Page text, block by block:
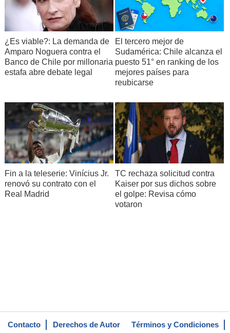
¿Es viable?: La demanda de
Amparo Noguera contra el
Banco de Chile por millonaria
estafa abre debate legal
El tercero mejor de
Sudamérica: Chile alcanza el
puesto 51° en ranking de los
mejores países para
reubicarse
Fin a la teleserie: Vinícius Jr.
renovó su contrato con el
Real Madrid
TC rechaza solicitud contra
Kaiser por sus dichos sobre
el golpe: Revisa cómo
votaron
Contacto Derechos de Autor Términos y Condiciones